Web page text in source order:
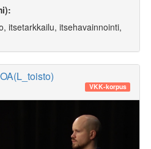
itsetarkkailu, itsehavainnointi,
VKK-korpus